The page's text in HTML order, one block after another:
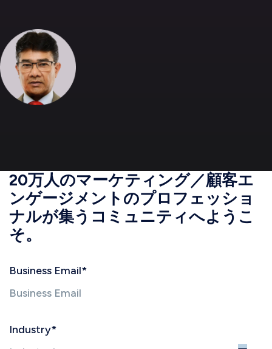
20万人のマーケティング／顧客エ
ンゲージメントのプロフェッショ
ナルが集うコミュニティへようこ
そ。
Business Email*
Industry*